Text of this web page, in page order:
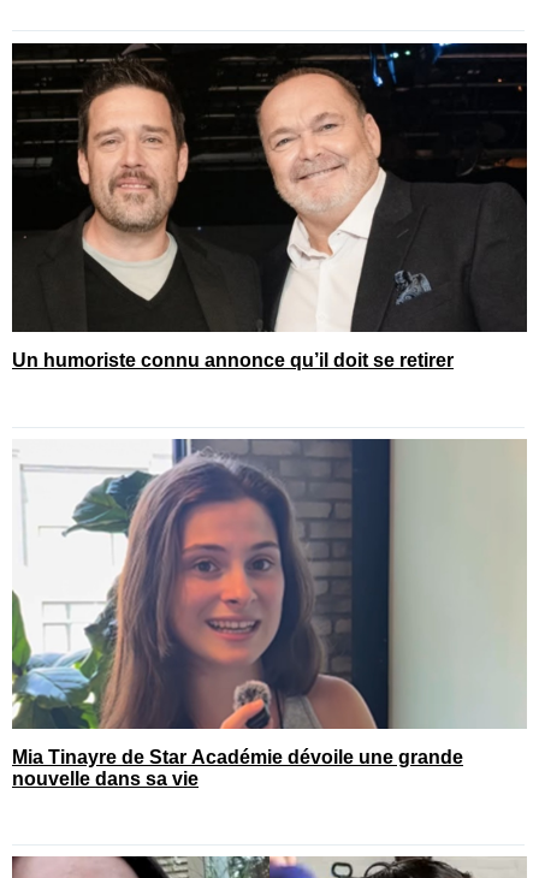
Un humoriste connu annonce qu’il doit se retirer
Mia Tinayre de Star Académie dévoile une grande
nouvelle dans sa vie